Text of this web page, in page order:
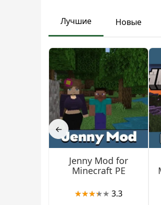
затронут.
Как скачать
Скачай Майнкрафт 26.21 /
региона через магазин.
Для полного архива ветки
Источник: Minecraft Bedrock
Лучшие Новые
←
Jenny Mod for
Minecraft PE
3.3